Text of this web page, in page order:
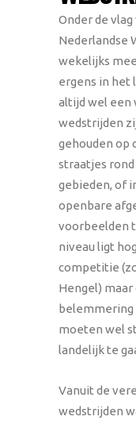
Onder de
Nederlandse
wekelijks
ergens in het
altijd wel een
wedstrijden
gehouden op
straatjes
gebieden, of
openbare
voorbeelden
niveau ligt
competitie
Hengel) maar
belemmering
moeten wel
landelijk te
Vanuit de
wedstrijden